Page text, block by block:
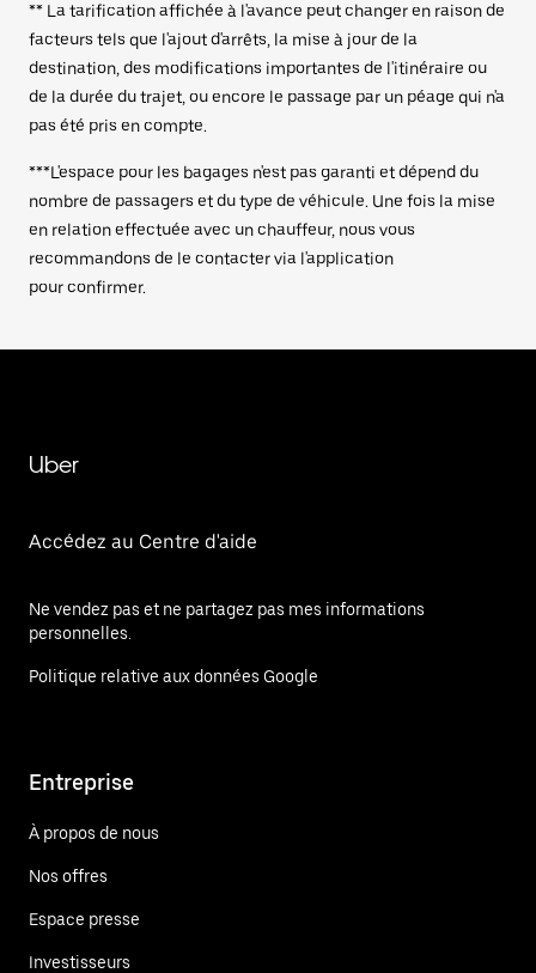
** La tarification affichée à l'avance peut changer en raison de
facteurs tels que l'ajout d'arrêts, la mise à jour de la
destination, des modifications importantes de l'itinéraire ou
de la durée du trajet, ou encore le passage par un péage qui n'a
pas été pris en compte.
***L'espace pour les bagages n'est pas garanti et dépend du
nombre de passagers et du type de véhicule. Une fois la mise
en relation effectuée avec un chauffeur, nous vous
recommandons de le contacter via l'application
pour confirmer.
Uber
Accédez au Centre d'aide
Ne vendez pas et ne partagez pas mes informations
personnelles.
Politique relative aux données Google
Entreprise
À propos de nous
Nos offres
Espace presse
Investisseurs